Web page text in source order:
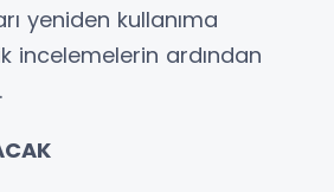
yeniden kullanıma
incelemelerin ardından